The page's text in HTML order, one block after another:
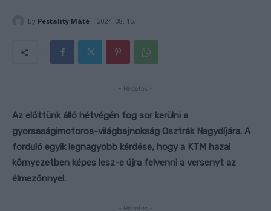
By Pestality Máté 2024. 08. 15.
- Hirdetés -
Az előttünk álló hétvégén fog sor kerülni a
gyorsaságimotoros-világbajnokság Osztrák Nagydíjára. A
forduló egyik legnagyobb kérdése, hogy a KTM hazai
környezetben képes lesz-e újra felvenni a versenyt az
élmezőnnyel.
- Hirdetés -